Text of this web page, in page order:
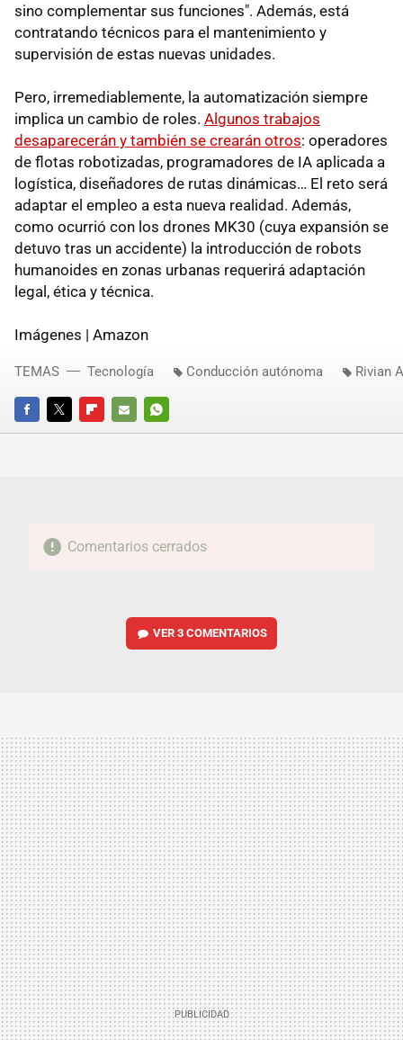
sino complementar sus funciones". Además, está
contratando técnicos para el mantenimiento y
supervisión de estas nuevas unidades.
Pero, irremediablemente, la automatización siempre
implica un cambio de roles. Algunos trabajos
desaparecerán y también se crearán otros: operadores
de flotas robotizadas, programadores de IA aplicada a
logística, diseñadores de rutas dinámicas… El reto será
adaptar el empleo a esta nueva realidad. Además,
como ocurrió con los drones MK30 (cuya expansión se
detuvo tras un accidente) la introducción de robots
humanoides en zonas urbanas requerirá adaptación
legal, ética y técnica.
Imágenes | Amazon
FACEBOOKTWITTERFLIPBOARD
E-
WHATSAPP
TEMAS Tecnología Conducción autónoma Rivian
Comentarios cerrados
VER3 COMENTARIOS